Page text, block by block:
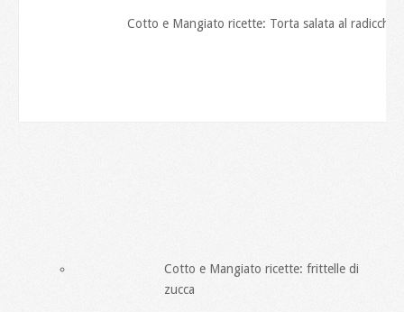
Cotto e Mangiato ricette: Torta salata al radicchio
Cotto e Mangiato ricette: frittelle di
zucca